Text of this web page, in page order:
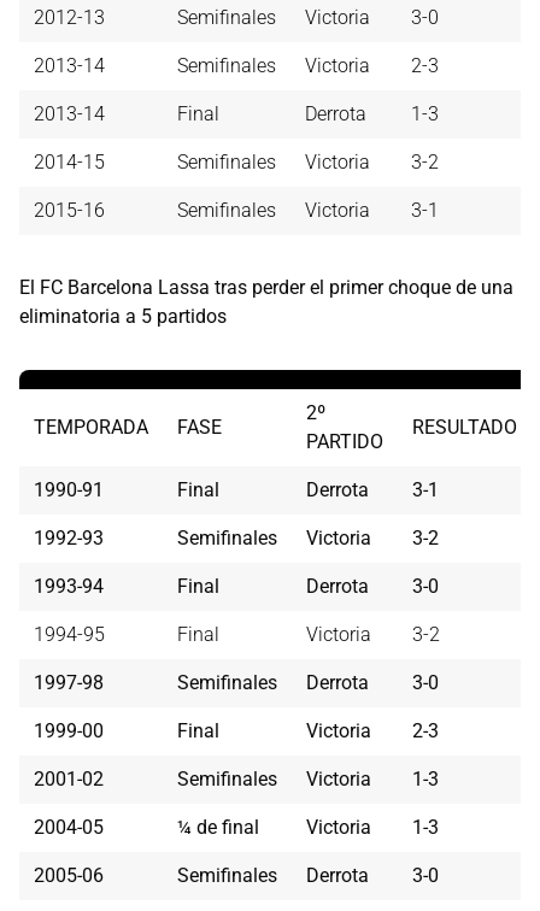
2012-13 Semifinales Victoria 3-0
2013-14 Semifinales Victoria 2-3
2013-14 Final Derrota 1-3
2014-15 Semifinales Victoria 3-2
2015-16 Semifinales Victoria 3-1
El FC Barcelona Lassa tras perder el primer choque de una
eliminatoria a 5 partidos
TEMPORADA FASE
2º
PARTIDO
RESULTADO
1990-91 Final Derrota 3-1
1992-93 Semifinales Victoria 3-2
1993-94 Final Derrota 3-0
1994-95 Final Victoria 3-2
1997-98 Semifinales Derrota 3-0
1999-00 Final Victoria 2-3
2001-02 Semifinales Victoria 1-3
2004-05 ¼ de final Victoria 1-3
2005-06 Semifinales Derrota 3-0